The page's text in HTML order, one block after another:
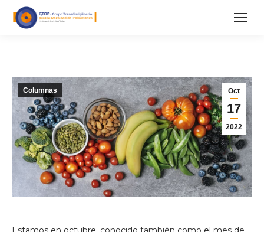
Oct
17
2022
Columnas